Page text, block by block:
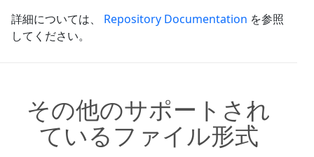
詳細については、 Repository Documentation を参照
してください。
その他のサポートされ
ているファイル形式